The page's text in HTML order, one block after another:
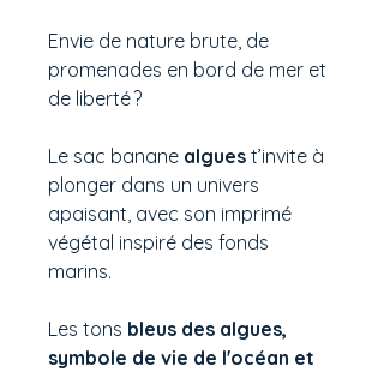
Envie de nature brute, de
promenades en bord de mer et
de liberté ?
Le sac banane algues t’invite à
plonger dans un univers
apaisant, avec son imprimé
végétal inspiré des fonds
marins.
Les tons bleus des algues,
symbole de vie de l'océan et